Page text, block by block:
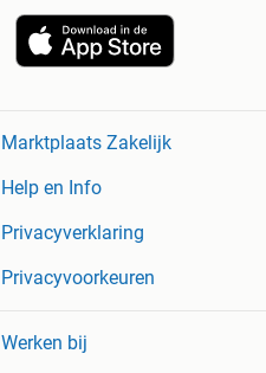
Marktplaats Zakelijk
Help en Info
Privacyverklaring
Privacyvoorkeuren
Werken bij